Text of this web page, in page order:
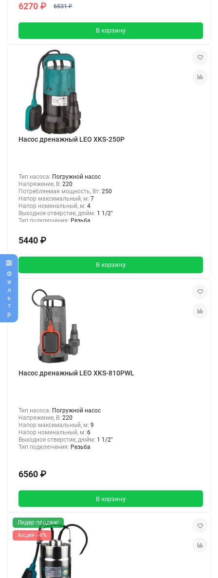
Фильтр
6270 ₽ 6531 ₽
В корзину
Насос дренажный LEO XKS-250P
Тип насоса: Погружной насос
Напряжение, В: 220
Потребляемая мощность, Вт: 250
Напор максимальный, м: 7
Напор номинальный, м: 4
Выходное отверстие, дюйм: 1 1/2"
Тип подключения: Резьба
5440 ₽
В корзину
Насос дренажный LEO XKS-810PWL
Тип насоса: Погружной насос
Напряжение, В: 220
Напор максимальный, м: 9
Напор номинальный, м: 6
Выходное отверстие, дюйм: 1 1/2"
Тип подключения: Резьба
6560 ₽
В корзину
Лидер продаж!
Акция - 4%